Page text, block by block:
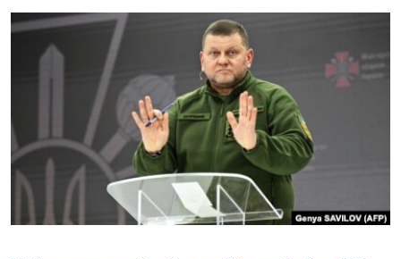
поиску
СЕВЕР.РЕАЛИИ
СИБИРЬ.РЕАЛИИ
РАСПИСАНИЕ ВЕЩАНИЯ
ПОДПИШИТЕСЬ НА РАССЫЛКУ
СОЦИАЛЬНЫЕ СЕТИ